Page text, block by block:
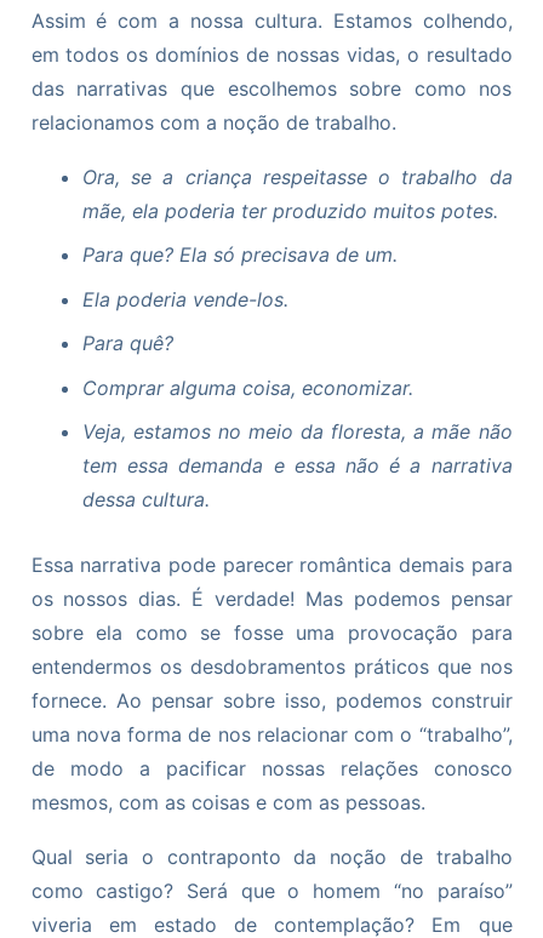
Assim é com a nossa cultura. Estamos colhendo,
em todos os domínios de nossas vidas, o resultado
das narrativas que escolhemos sobre como nos
relacionamos com a noção de trabalho.
Ora, se a criança respeitasse o trabalho da
mãe, ela poderia ter produzido muitos potes.
Para que? Ela só precisava de um.
Ela poderia vende-los.
Para quê?
Comprar alguma coisa, economizar.
Veja, estamos no meio da floresta, a mãe não
tem essa demanda e essa não é a narrativa
dessa cultura.
Essa narrativa pode parecer romântica demais para
os nossos dias. É verdade! Mas podemos pensar
sobre ela como se fosse uma provocação para
entendermos os desdobramentos práticos que nos
fornece. Ao pensar sobre isso, podemos construir
uma nova forma de nos relacionar com o “trabalho”,
de modo a pacificar nossas relações conosco
mesmos, com as coisas e com as pessoas.
Qual seria o contraponto da noção de trabalho
como castigo? Será que o homem “no paraíso”
viveria em estado de contemplação? Em que